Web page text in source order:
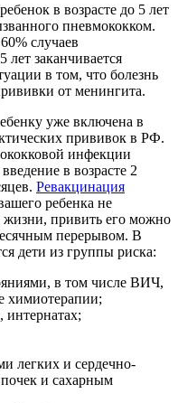
в возрасте до 5 лет
пневмококком.
случаев
заканчивается
в том, что болезнь
от менингита.
уже включена в
прививок в РФ.
инфекции
в возрасте 2
Ревакцинация
ребенка не
привить его можно
перерывом. В
дети из группы риска:
в том числе ВИЧ,
химиотерапии;
интернатах;
легких и сердечно-
и сахарным